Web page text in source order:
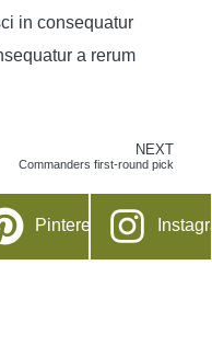
in consequatur
a rerum
NEXT
Commanders first-round pick
Pinterest